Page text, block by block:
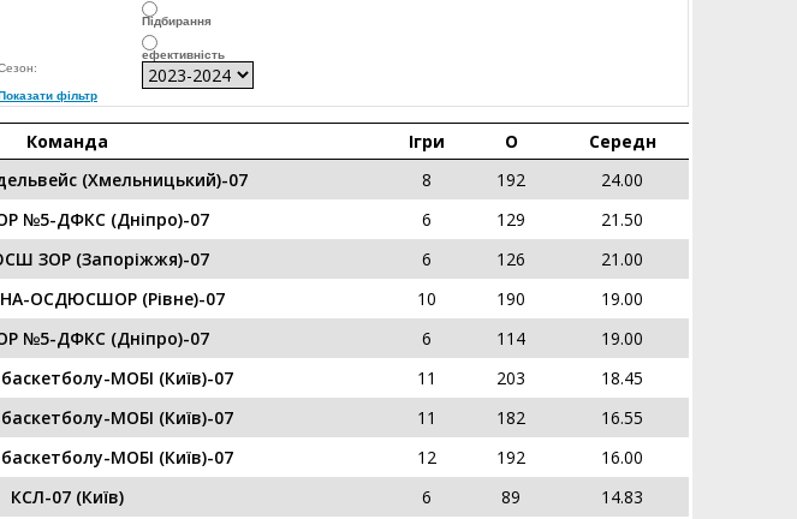
Підбирання
ефективність
фільтр
Команда Ігри О
Середн
(Хмельницький)-07 8 192
24.00
№5-ДФКС (Дніпро)-07 6 129
21.50
ЗОР (Запоріжжя)-07 6 126
21.00
ОСДЮСШОР (Рівне)-07 10 190
19.00
№5-ДФКС (Дніпро)-07 6 114
19.00
МОБІ (Київ)-07 11 203
18.45
МОБІ (Київ)-07 11 182
16.55
МОБІ (Київ)-07 12 192
16.00
КСЛ-07 (Київ) 6 89
14.83